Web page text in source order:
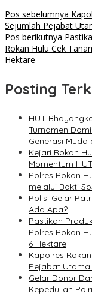
Navigasi
pos
Pos sebelumnya
Sejumlah Pejabat
Pos berikutnya
Rokan Hulu Cek
Hektare
Posting
HUT
Turnamen
Generasi
Kejari Rokan
Momentum
Polres Rokan
melalui Bakti
Polisi Gelar
Ada Apa?
Pastikan
Polres Rokan
6 Hektare
Kapolres
Pejabat
Gelar Donor
Kepedulian